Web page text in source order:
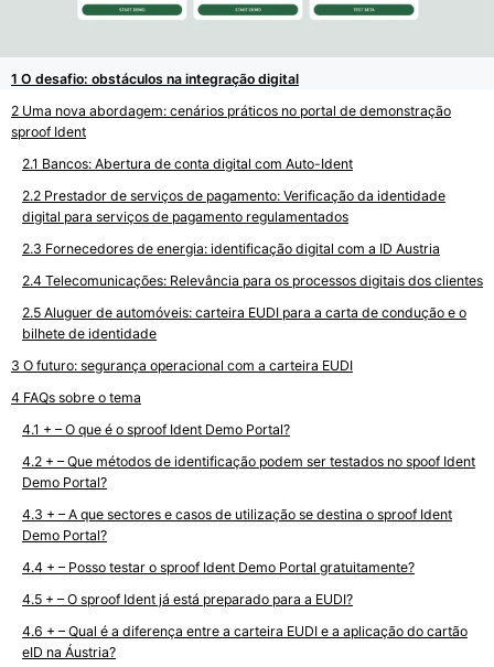
O desafio: obstáculos na integração digital
Uma nova abordagem: cenários práticos no portal de demonstração
sproof Ident
Bancos: Abertura de conta digital com Auto-Ident
Prestador de serviços de pagamento: Verificação da identidade
digital para serviços de pagamento regulamentados
Fornecedores de energia: identificação digital com a ID Austria
Telecomunicações: Relevância para os processos digitais dos clientes
Aluguer de automóveis: carteira EUDI para a carta de condução e o
bilhete de identidade
O futuro: segurança operacional com a carteira EUDI
FAQs sobre o tema
+ – O que é o sproof Ident Demo Portal?
+ – Que métodos de identificação podem ser testados no spoof Ident
Demo Portal?
+ – A que sectores e casos de utilização se destina o sproof Ident
Demo Portal?
+ – Posso testar o sproof Ident Demo Portal gratuitamente?
+ – O sproof Ident já está preparado para a EUDI?
+ – Qual é a diferença entre a carteira EUDI e a aplicação do cartão
eID na Áustria?